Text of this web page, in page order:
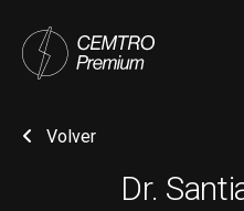
Volver
Dr.